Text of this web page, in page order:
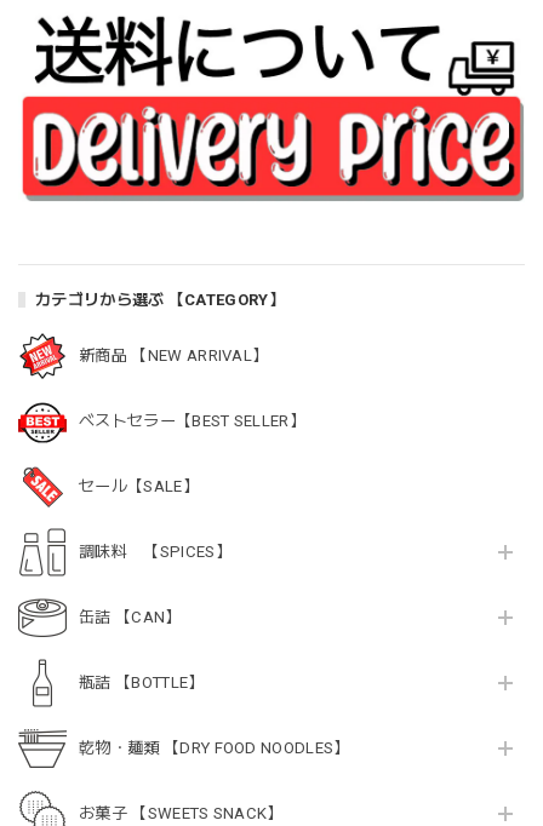
カテゴリから選ぶ 【CATEGORY】
新商品 【NEW ARRIVAL】
ベストセラー【BEST SELLER】
セール【SALE】
調味料 【SPICES】
缶詰 【CAN】
瓶詰 【BOTTLE】
乾物・麺類 【DRY FOOD NOODLES】
お菓子 【SWEETS SNACK】